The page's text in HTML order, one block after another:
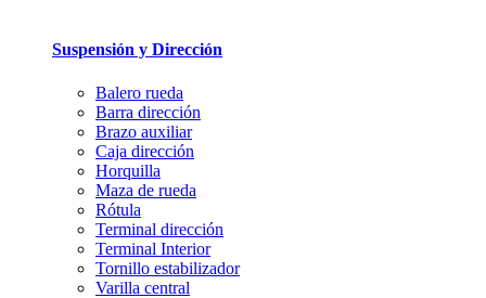
Suspensión y Dirección
Balero rueda
Barra dirección
Brazo auxiliar
Caja dirección
Horquilla
Maza de rueda
Rótula
Terminal dirección
Terminal Interior
Tornillo estabilizador
Varilla central